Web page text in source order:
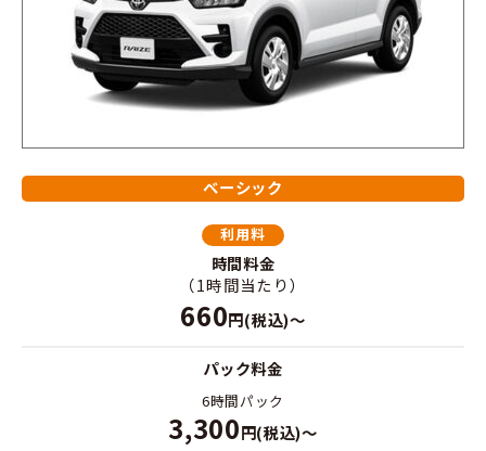
ベーシック
利用料
時間料金
（1時間当たり）
660円(税込)～
パック料金
6時間パック
3,300円(税込)～